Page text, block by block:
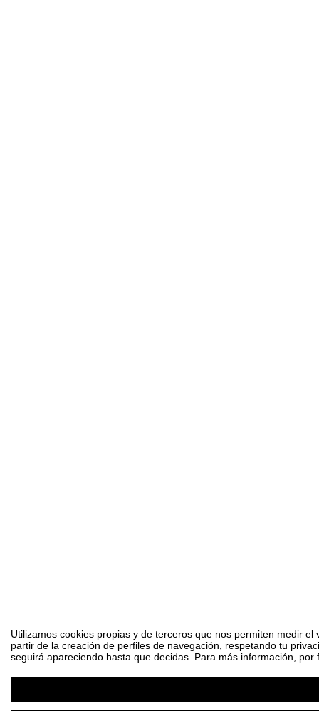
Utilizamos cookies propias y de terceros que nos permiten medir
partir de la creación de perfiles de navegación, respetando tu
seguirá apareciendo hasta que decidas. Para más información,